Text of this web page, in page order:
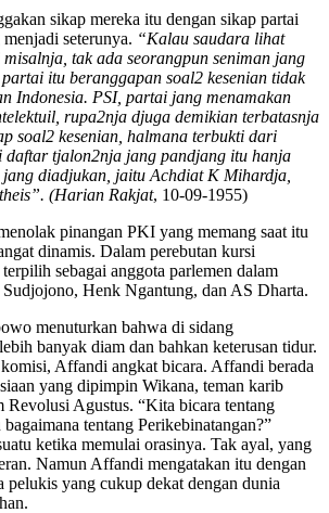
sikap mereka itu dengan sikap partai
seterunya. “Kalau saudara lihat
tak ada seorangpun seniman jang
itu beranggapan soal2 kesenian tidak
Indonesia. PSI, partai jang menamakan
rupa2nja djuga demikian terbatasnja
soal2 kesenian, halmana terbukti dari
daftar tjalon2nja jang pandjang itu hanja
jang diadjukan, jaitu Achdiat K Mihardja,
(Harian Rakjat, 10-09-1955)
pinangan PKI yang memang saat itu
dinamis. Dalam perebutan kursi
sebagai anggota parlemen dalam
Sudjojono, Henk Ngantung, dan AS Dharta.
menuturkan bahwa di sidang
banyak diam dan bahkan keterusan tidur.
Affandi angkat bicara. Affandi berada
yang dipimpin Wikana, teman karib
Revolusi Agustus. “Kita bicara tentang
tentang Perikebinatangan?”
ketika memulai orasinya. Tak ayal, yang
Namun Affandi mengatakan itu dengan
pelukis yang cukup dekat dengan dunia